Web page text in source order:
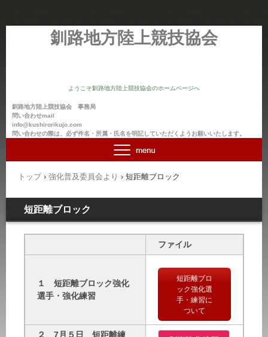
釧路地方陸上競技協会
ようこそ釧路地方陸上競技協会のホームページへ
釧路地方陸上競技協会 事務局
問い合わせmail
info@kushirorikujo.com
問い合わせの際は、必ず件名・所属・氏名を明記していただくようお願いいたします。
トップ › 強化普及委員会より › 短距離ブロック
短距離ブロック
ファイル
１ 短距離ブロック強化
選手・強化練習
短距離ブロ
ック強化選
手・練習に
ついて
２ 7月５日 短距離練